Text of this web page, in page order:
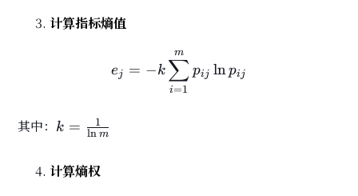
计算指标熵值
e_j = -k
ej = −k
i=1
∑
m
pij lnpij
其中： k =
\frac{1}
k = ln m
1
计算熵权